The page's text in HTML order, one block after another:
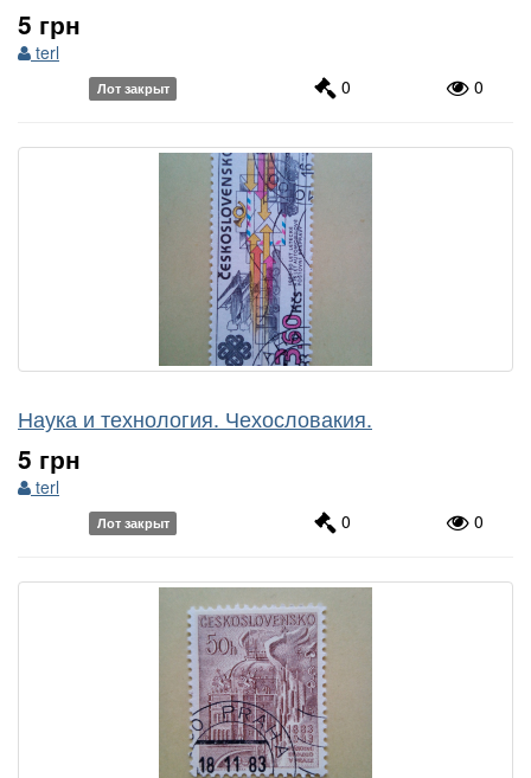
5 грн
terl
Лот закрыт 0 0
Наука и технология. Чехословакия.
5 грн
terl
Лот закрыт 0 0